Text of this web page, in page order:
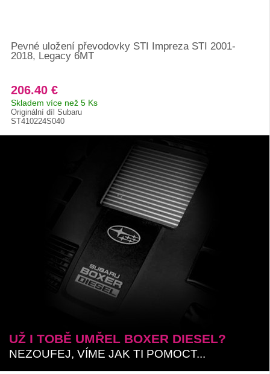
Pevné uložení převodovky STI Impreza STI 2001-
2018, Legacy 6MT
206.40 €
Skladem více než 5 Ks
Originální díl Subaru
ST410224S040
UŽ I TOBĚ UMŘEL BOXER DIESEL?
NEZOUFEJ, VÍME JAK TI POMOCT...